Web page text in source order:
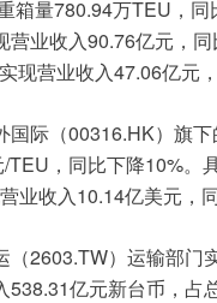
箱量780.94万TEU ，
营业收入90.76亿元，同
现营业收入47.06亿元
国际（00316.HK）旗
/TEU ，同比下降10%。
业收入 10.14亿美元，
（2603.TW）运输部门
538.31亿元新台币，占